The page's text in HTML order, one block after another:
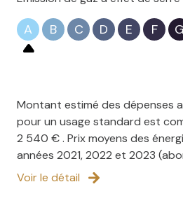
A B C D E F G
Montant estimé des dépenses
pour un usage standard est
2 540 € . Prix moyens des
années 2021, 2022 et 2023
Voir le détail